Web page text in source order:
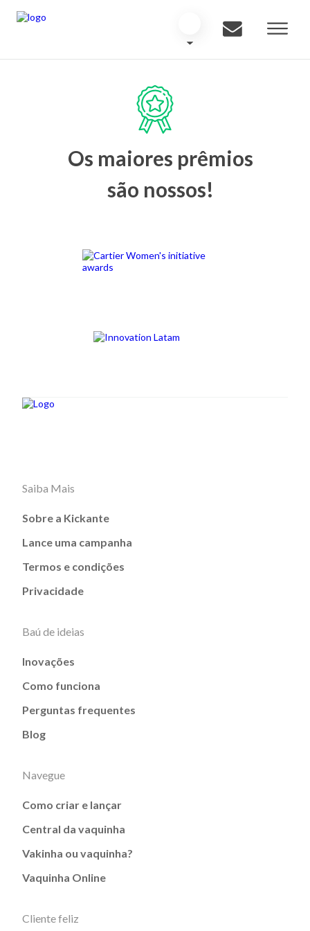
Os maiores prêmios
são nossos!
Saiba Mais
Sobre a Kickante
Lance uma campanha
Termos e condições
Privacidade
Baú de ideias
Inovações
Como funciona
Perguntas frequentes
Blog
Navegue
Como criar e lançar
Central da vaquinha
Vakinha ou vaquinha?
Vaquinha Online
Cliente feliz